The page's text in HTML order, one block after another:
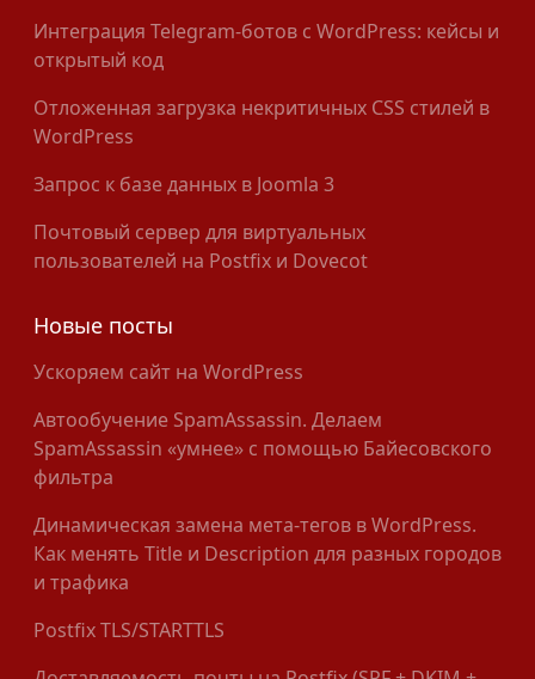
Интеграция Telegram-ботов с WordPress: кейсы и
открытый код
Отложенная загрузка некритичных CSS стилей в
WordPress
Запрос к базе данных в Joomla 3
Почтовый сервер для виртуальных
пользователей на Postfix и Dovecot
Новые посты
Ускоряем сайт на WordPress
Автообучение SpamAssassin. Делаем
SpamAssassin «умнее» с помощью Байесовского
фильтра
Динамическая замена мета-тегов в WordPress.
Как менять Title и Description для разных городов
и трафика
Postfix TLS/STARTTLS